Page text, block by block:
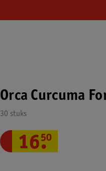
Orca Curcuma
30 stuks
16.
50